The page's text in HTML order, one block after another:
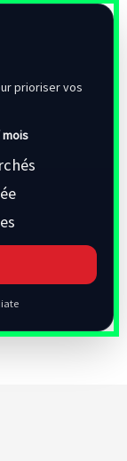
prioriser vos
mois